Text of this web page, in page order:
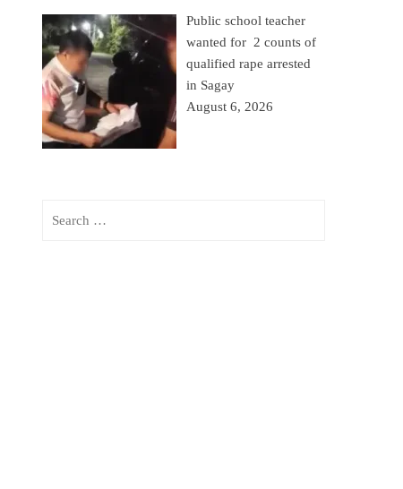
Public school teacher
wanted for 2 counts of
qualified rape arrested
in Sagay
August 6, 2026